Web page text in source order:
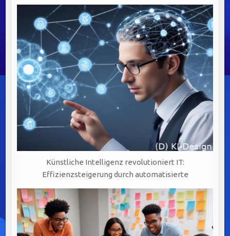
Künstliche Intelligenz revolutioniert IT:
Effizienzsteigerung durch automatisierte